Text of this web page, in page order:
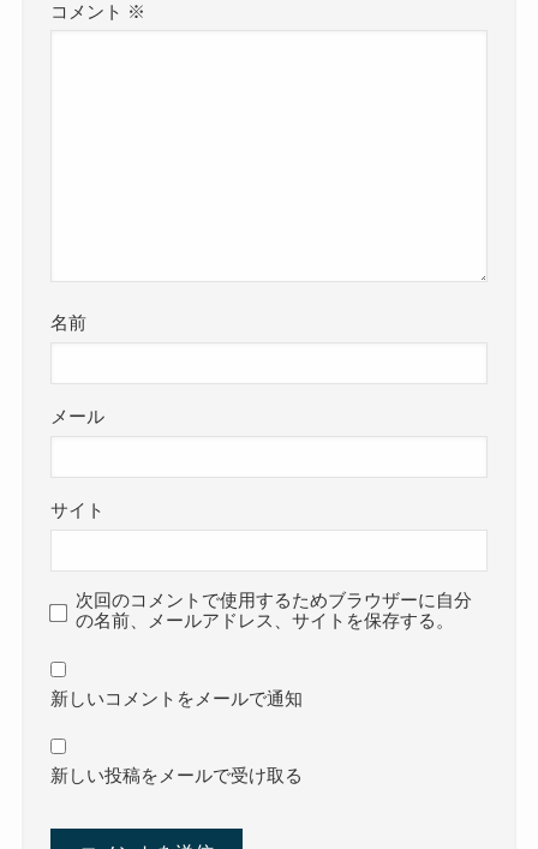
コメント ※
名前
メール
サイト
次回のコメントで使用するためブラウザーに自分
の名前、メールアドレス、サイトを保存する。
新しいコメントをメールで通知
新しい投稿をメールで受け取る